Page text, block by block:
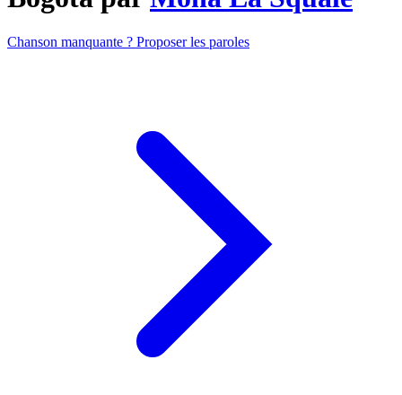
Chanson manquante ? Proposer les paroles